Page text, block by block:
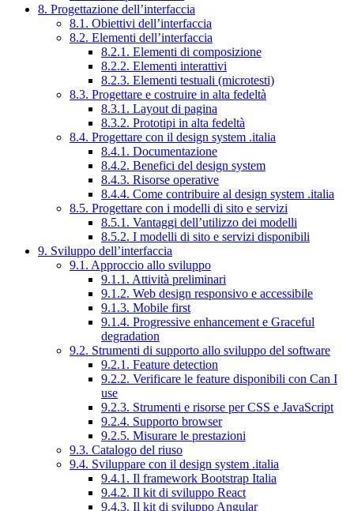
8. Progettazione dell’interfaccia
8.1. Obiettivi dell’interfaccia
8.2. Elementi dell’interfaccia
8.2.1. Elementi di composizione
8.2.2. Elementi interattivi
8.2.3. Elementi testuali (microtesti)
8.3. Progettare e costruire in alta fedeltà
8.3.1. Layout di pagina
8.3.2. Prototipi in alta fedeltà
8.4. Progettare con il design system .italia
8.4.1. Documentazione
8.4.2. Benefici del design system
8.4.3. Risorse operative
8.4.4. Come contribuire al design system .italia
8.5. Progettare con i modelli di sito e servizi
8.5.1. Vantaggi dell’utilizzo dei modelli
8.5.2. I modelli di sito e servizi disponibili
9. Sviluppo dell’interfaccia
9.1. Approccio allo sviluppo
9.1.1. Attività preliminari
9.1.2. Web design responsivo e accessibile
9.1.3. Mobile first
9.1.4. Progressive enhancement e Graceful
degradation
9.2. Strumenti di supporto allo sviluppo del software
9.2.1. Feature detection
9.2.2. Verificare le feature disponibili con Can I
use
9.2.3. Strumenti e risorse per CSS e JavaScript
9.2.4. Supporto browser
9.2.5. Misurare le prestazioni
9.3. Catalogo del riuso
9.4. Sviluppare con il design system .italia
9.4.1. Il framework Bootstrap Italia
9.4.2. Il kit di sviluppo React
9.4.3. Il kit di sviluppo Angular